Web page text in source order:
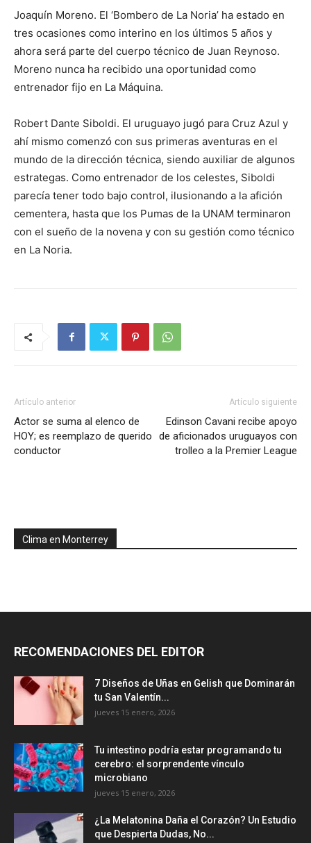
Joaquín Moreno. El ‘Bombero de La Noria’ ha estado en
tres ocasiones como interino en los últimos 5 años y
ahora será parte del cuerpo técnico de Juan Reynoso.
Moreno nunca ha recibido una oportunidad como
entrenador fijo en La Máquina.
Robert Dante Siboldi. El uruguayo jugó para Cruz Azul y
ahí mismo comenzó con sus primeras aventuras en el
mundo de la dirección técnica, siendo auxiliar de algunos
estrategas. Como entrenador de los celestes, Siboldi
parecía tener todo bajo control, ilusionando a la afición
cementera, hasta que los Pumas de la UNAM terminaron
con el sueño de la novena y con su gestión como técnico
en La Noria.
Artículo anterior
Actor se suma al elenco de
HOY; es reemplazo de querido
conductor
Artículo siguiente
Edinson Cavani recibe apoyo
de aficionados uruguayos con
trolleo a la Premier League
Clima en Monterrey
RECOMENDACIONES DEL EDITOR
7 Diseños de Uñas en Gelish que Dominarán
tu San Valentín...
jueves 15 enero, 2026
Tu intestino podría estar programando tu
cerebro: el sorprendente vínculo
microbiano
jueves 15 enero, 2026
¿La Melatonina Daña el Corazón? Un Estudio
que Despierta Dudas, No...